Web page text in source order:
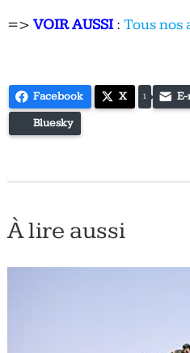
=>VOIR AUSSI: Tous nos
Facebook X 1
Bluesky
À lire aussi